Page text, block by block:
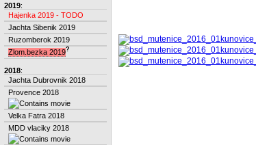
2019:
Hajenka 2019 - TODO
Jachta Sibenik 2019
Ruzomberok 2019
Zlom.bezka 2019?
2018:
Jachta Dubrovnik 2018
Provence 2018
Velka Fatra 2018
MDD vlaciky 2018